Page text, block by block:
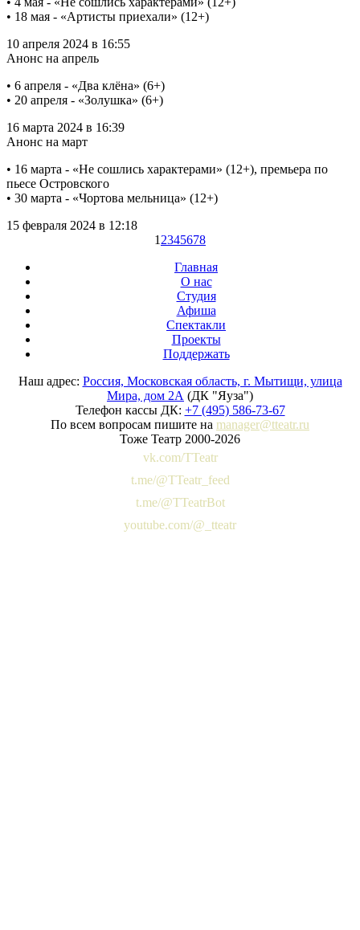
• 18 мая - «Артисты приехали» (12+)
10 апреля 2024 в 16:55
Анонс на апрель
• 6 апреля - «Два клёна» (6+)
• 20 апреля - «Золушка» (6+)
16 марта 2024 в 16:39
Анонс на март
• 16 марта - «Не сошлись характерами» (12+), премьера по
пьесе Островского
• 30 марта - «Чортова мельница» (12+)
15 февраля 2024 в 12:18
1 2345678
Главная
О нас
Студия
Афиша
Спектакли
Проекты
Поддержать
Наш адрес: Россия, Московская область, г. Мытищи, улица
Мира, дом 2А (ДК "Яуза")
Телефон кассы ДК: +7 (495) 586-73-67
По всем вопросам пишите на manager@tteatr.ru
Тоже Театр 2000-2026
vk.com/TTeatr
t.me/@TTeatr_feed
t.me/@TTeatrBot
youtube.com/@_tteatr